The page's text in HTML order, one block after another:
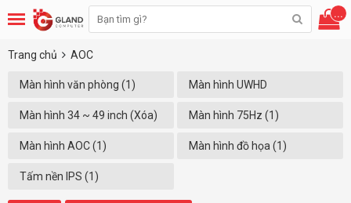
...
Trang chủ AOC
Màn hình văn phòng (1) Màn hình UWHD
(2560X1080) (1)
Màn hình 34 ~ 49 inch (Xóa) Màn hình 75Hz (1)
Màn hình AOC (1) Màn hình đồ họa (1)
Tấm nền IPS (1)